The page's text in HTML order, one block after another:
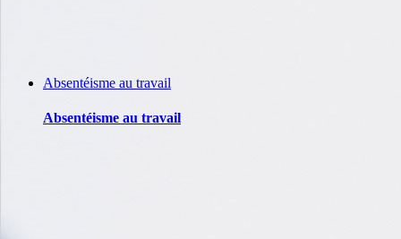
Absentéisme au travail
Absentéisme au travail